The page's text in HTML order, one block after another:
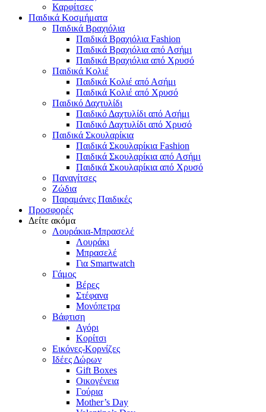
Καρφίτσες
Παιδικά Κοσμήματα
Παιδικά Βραχιόλια
Παιδικά Βραχιόλια Fashion
Παιδικά Βραχιόλια από Ασήμι
Παιδικά Βραχιόλια από Χρυσό
Παιδικά Κολιέ
Παιδικά Κολιέ από Ασήμι
Παιδικά Κολιέ από Χρυσό
Παιδικό Δαχτυλίδι
Παιδικό Δαχτυλίδι από Ασήμι
Παιδικό Δαχτυλίδι από Χρυσό
Παιδικά Σκουλαρίκια
Παιδικά Σκουλαρίκια Fashion
Παιδικά Σκουλαρίκια από Ασήμι
Παιδικά Σκουλαρίκια από Χρυσό
Παναγίτσες
Ζώδια
Παραμάνες Παιδικές
Προσφορές
Δείτε ακόμα
Λουράκια-Μπρασελέ
Λουράκι
Μπρασελέ
Για Smartwatch
Γάμος
Βέρες
Στέφανα
Μονόπετρα
Βάφτιση
Αγόρι
Κορίτσι
Εικόνες-Κορνίζες
Ιδέες Δώρων
Gift Boxes
Οικογένεια
Γούρια
Mother’s Day